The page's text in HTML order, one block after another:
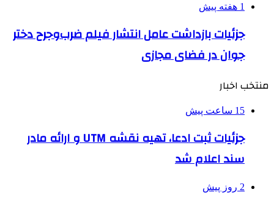
1 هفته پیش
جزئیات بازداشت عامل انتشار فیلم ضرب‌وجرح دختر
جوان در فضای مجازی
منتخب اخبار
15 ساعت پیش
جزئیات ثبت ادعا، تهیه نقشه UTM و ارائه مادر
سند اعلام شد
2 روز پیش